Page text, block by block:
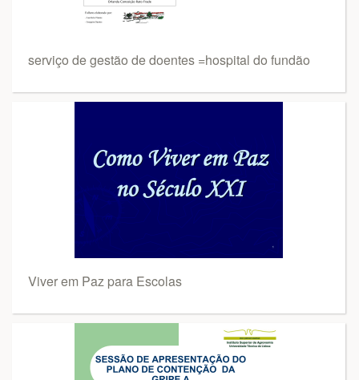
serviço de gestão de doentes =hospital do fundão
Viver em Paz para Escolas